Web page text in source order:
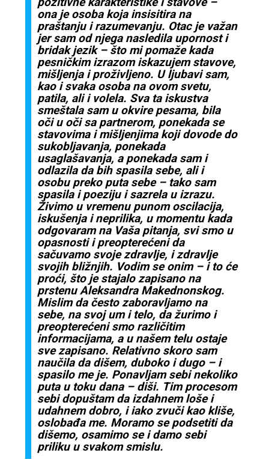
ona je osoba koja insisitira na
praštanju i razumevanju. Otac je važan
jer sam od njega nasledila upornost i
bridak jezik – što mi pomaže kada
pesničkim izrazom iskazujem stavove,
mišljenja i proživljeno. U ljubavi sam,
kao i svaka osoba na ovom svetu,
patila, ali i volela. Sva ta iskustva
smeštala sam u okvire pesama, bila
oči u oči sa partnerom, ponekada se
stavovima i mišljenjima koji dovode do
sukobljavanja, ponekada
usaglašavanja, a ponekada sam i
odlazila da bih spasila sebe, ali i
osobu preko puta sebe – tako sam
spasila i poeziju i sazrela u izrazu.
Živimo u vremenu punom oscilacija,
iskušenja i neprilika, u momentu kada
odgovaram na Vaša pitanja, svi smo u
opasnosti i preopterećeni da
sačuvamo svoje zdravlje, i zdravlje
svojih bližnjih. Vodim se onim – i to će
proći, što je stajalo zapisano na
prstenu Aleksandra Makednonskog.
Mislim da često zaboravljamo na
sebe, na svoj um i telo, da žurimo i
preopterećeni smo različitim
informacijama, a u našem telu ostaje
sve zapisano. Relativno skoro sam
naučila da dišem, duboko i dugo – i
spasilo me je. Ponavljam sebi nekoliko
puta u toku dana – diši. Tim procesom
sebi dopuštam da izdahnem loše i
udahnem dobro, i iako zvuči kao kliše,
oslobađa me. Moramo se podsetiti da
dišemo, osamimo se i damo sebi
priliku u svakom smislu.